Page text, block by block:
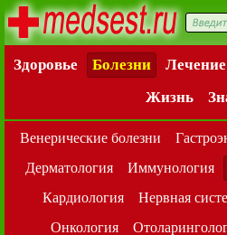
Здоровье Болезни Лечение
Жизнь
Венерические болезни
Дерматология
Иммунология
Кардиология
Нервная
Онкология